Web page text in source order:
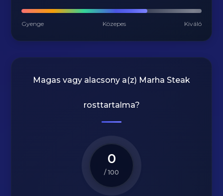
Gyenge Közepes Kiváló
Magas vagy alacsony a(z) Marha Steak
rosttartalma?
0
/ 100